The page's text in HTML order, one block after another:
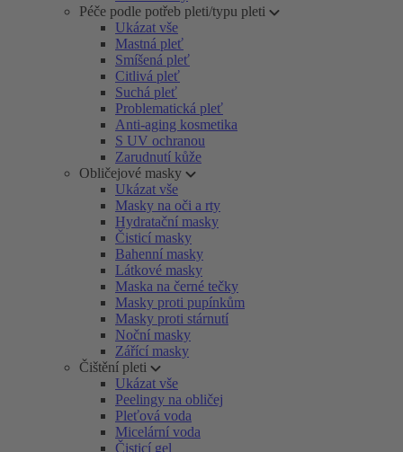
Péče podle potřeb pleti/typu pleti
Ukázat vše
Mastná pleť
Smíšená pleť
Citlivá pleť
Suchá pleť
Problematická pleť
Anti-aging kosmetika
S UV ochranou
Zarudnutí kůže
Obličejové masky
Ukázat vše
Masky na oči a rty
Hydratační masky
Čisticí masky
Bahenní masky
Látkové masky
Maska na černé tečky
Masky proti pupínkům
Masky proti stárnutí
Noční masky
Zářící masky
Čištění pleti
Ukázat vše
Peelingy na obličej
Pleťová voda
Micelární voda
Čisticí gel